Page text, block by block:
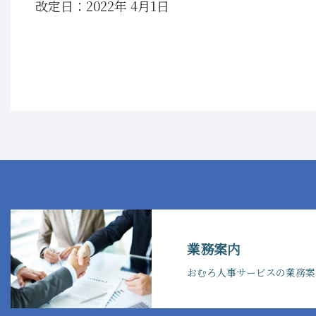
改定日：2022年 4月1日
業務案内
おむろ人事サービスの業務